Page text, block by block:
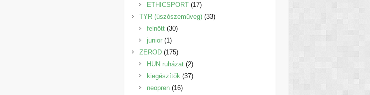
ETHICSPORT 1717
termék
TYR (úszószemüveg) 3333
felnőtt 3030
junior 11
termék
ZEROD 175175
termék
HUN ruházat 22
termék
kiegészítők 3737
neopren 1616